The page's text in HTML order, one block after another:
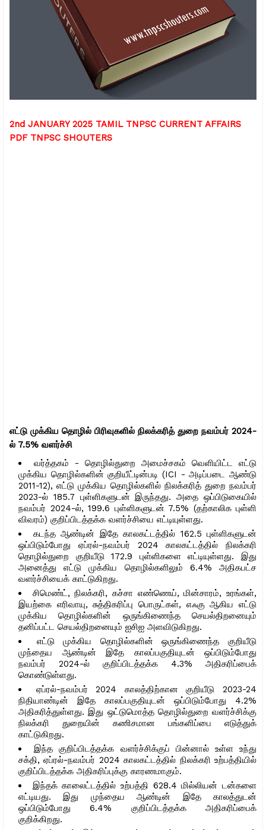
2nd JANUARY 2025 TAMIL TNPSC CURRENT AFFAIRS
PDF TNPSC SHOUTERS
எட்டு முக்கிய தொழில் பிரிவுகளில் நிலக்கரித் துறை நவம்பர் 2024-
ல் 7.5% வளர்ச்சி
வர்த்தகம் - தொழில்துறை அமைச்சகம் வெளியிட்ட எட்டு
முக்கிய தொழில்களின் குறியீட்டின்படி (ICI - அடிப்படை ஆண்டு
2011-12), எட்டு முக்கிய தொழில்களில் நிலக்கரித் துறை நவம்பர்
2023-ல் 185.7 புள்ளிகளுடன் இருந்தது. அதை ஒப்பிடுகையில்
நவம்பர் 2024-ல், 199.6 புள்ளிகளுடன் 7.5% (தற்காலிக புள்ளி
விவரம்) குறிப்பிடத்தக்க வளர்ச்சியை எட்டியுள்ளது.
கடந்த ஆண்டின் இதே காலகட்டத்தில் 162.5 புள்ளிகளுடன்
ஒப்பிடும்போது ஏப்ரல்-நவம்பர் 2024 காலகட்டத்தில் நிலக்கரி
தொழில்துறை குறியீடு 172.9 புள்ளிகளை எட்டியுள்ளது. இது
அனைத்து எட்டு முக்கிய தொழில்களிலும் 6.4% அதிகபட்ச
வளர்ச்சியைக் காட்டுகிறது.
சிமெண்ட், நிலக்கரி, கச்சா எண்ணெய், மின்சாரம், உரங்கள்,
இயற்கை எரிவாயு, சுத்திகரிப்பு பொருட்கள், எஃகு ஆகிய எட்டு
முக்கிய தொழில்களின் ஒருங்கிணைந்த செயல்திறனையும்
தனிப்பட்ட செயல்திறனையும் ஐசிஐ அளவிடுகிறது.
எட்டு முக்கிய தொழில்களின் ஒருங்கிணைந்த குறியீடு
முந்தைய ஆண்டின் இதே காலப்பகுதியுடன் ஒப்பிடும்போது
நவம்பர் 2024-ல் குறிப்பிடத்தக்க 4.3% அதிகரிப்பைக்
கொண்டுள்ளது.
ஏப்ரல்-நவம்பர் 2024 காலத்திற்கான குறியீடு 2023-24
நிதியாண்டின் இதே காலப்பகுதியுடன் ஒப்பிடும்போது 4.2%
அதிகரித்துள்ளது. இது ஒட்டுமொத்த தொழில்துறை வளர்ச்சிக்கு
நிலக்கரி துறையின் கணிசமான பங்களிப்பை எடுத்துக்
காட்டுகிறது.
இந்த குறிப்பிடத்தக்க வளர்ச்சிக்குப் பின்னால் உள்ள உந்து
சக்தி, ஏப்ரல்-நவம்பர் 2024 காலகட்டத்தில் நிலக்கரி உற்பத்தியில்
குறிப்பிடத்தக்க அதிகரிப்புக்கு காரணமாகும்.
இந்தக் காலைட்டத்தில் உற்பத்தி 628.4 மில்லியன் டன்களை
எட்டியது. இது முந்தைய ஆண்டின் இதே காலத்துடன்
ஒப்பிடும்போது 6.4% குறிப்பிடத்தக்க அதிகரிப்பைக்
குறிக்கிறது.